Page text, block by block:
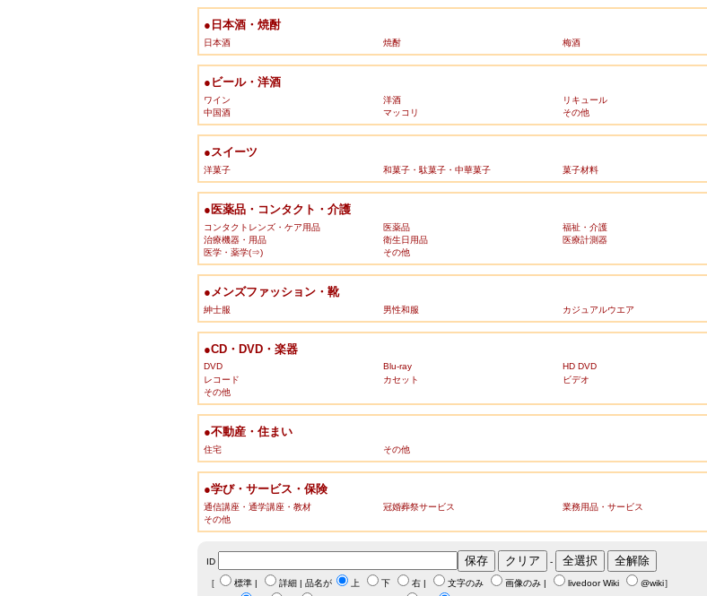
●日本酒・焼酎
日本酒 焼酎 梅酒
●ビール・洋酒
ワイン 洋酒 リキュール
中国酒
マッコリ その他
●スイーツ
洋菓子 和菓子・駄菓子・中華菓子 菓子材料
●医薬品・コンタクト・介護
コンタクトレンズ・ケア用品 医薬品 福祉・介護
治療機器・用品
衛生日用品 医療計測器
医学・薬学(⇒)
その他
●メンズファッション・靴
紳士服 男性和服 カジュアルウエア
●CD・DVD・楽器
DVD Blu-ray HD DVD
レコード
カセット ビデオ
その他
●不動産・住まい
住宅 その他
●学び・サービス・保険
通信講座・通学講座・教材 冠婚葬祭サービス 業務用品・サービス
その他
ID -
［ 標準 | 詳細 | 品名が 上 下 右 | 文字のみ 画像のみ | livedoor Wiki @wiki］